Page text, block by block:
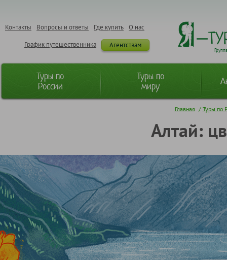
О нас
Где купить
Вопросы и ответы
Контакты
Агентствам
График путешественника
Туры по
России
Туры по
миру
Главная / Туры по
Алтай: